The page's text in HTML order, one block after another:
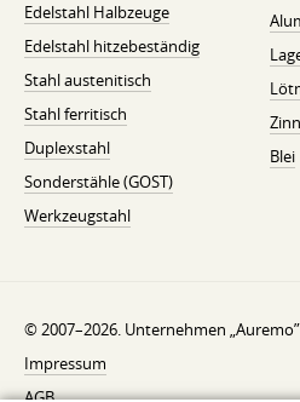
Edelstahl Halbzeuge
Edelstahl hitzebeständig
Stahl austenitisch
Stahl ferritisch
Duplexstahl
Sonderstähle (GOST)
Werkzeugstahl
Zinn
Blei
© 2007–2026. Unternehmen
Impressum
AGB